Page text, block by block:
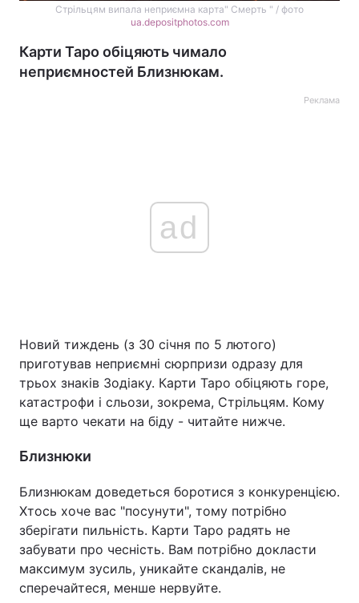
Стрільцям випала неприємна карта" Смерть " / фото
ua.depositphotos.com
Карти Таро обіцяють чимало
неприємностей Близнюкам.
Реклама
ad
Новий тиждень (з 30 січня по 5 лютого)
приготував неприємні сюрпризи одразу для
трьох знаків Зодіаку. Карти Таро обіцяють горе,
катастрофи і сльози, зокрема, Стрільцям. Кому
ще варто чекати на біду - читайте нижче.
Близнюки
Близнюкам доведеться боротися з конкуренцією.
Хтось хоче вас "посунути", тому потрібно
зберігати пильність. Карти Таро радять не
забувати про чесність. Вам потрібно докласти
максимум зусиль, уникайте скандалів, не
сперечайтеся, менше нервуйте.